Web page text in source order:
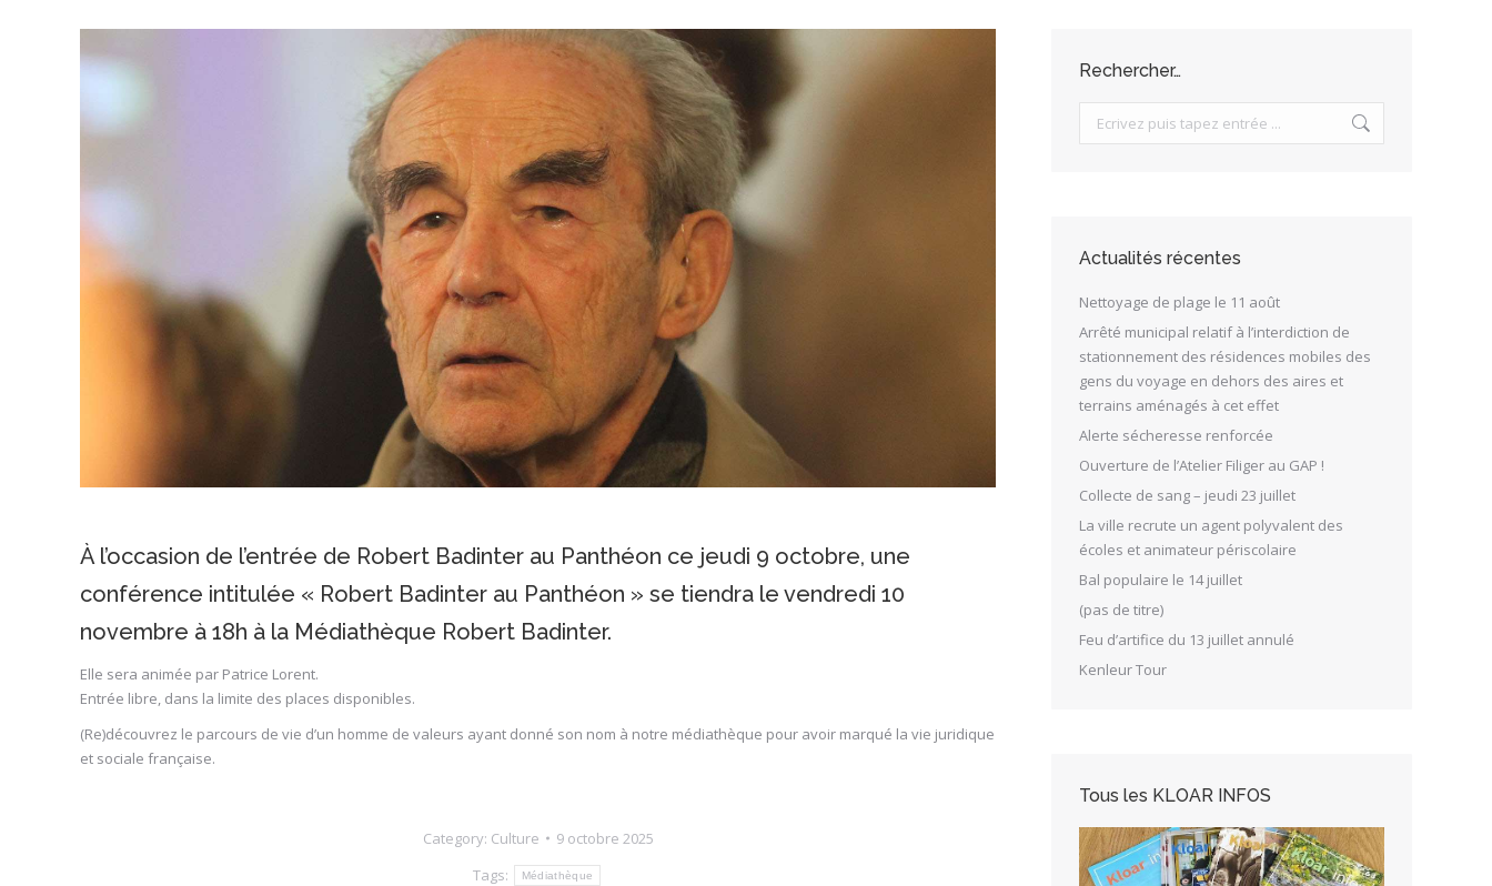
À l’occasion de l’entrée de Robert Badinter au Panthéon ce jeudi 9 octobre, une
conférence intitulée « Robert Badinter au Panthéon » se tiendra le vendredi 10
novembre à 18h à la Médiathèque Robert Badinter.
Elle sera animée par Patrice Lorent.
Entrée libre, dans la limite des places disponibles.
(Re)découvrez le parcours de vie d’un homme de valeurs ayant donné son nom à notre médiathèque pour avoir marqué la vie juridique
et sociale française.
Category: Culture
9 octobre 2025
Tags:
Médiathèque
Rechercher…
Search:
Actualités récentes
Nettoyage de plage le 11 août
Arrêté municipal relatif à l’interdiction de
stationnement des résidences mobiles des
gens du voyage en dehors des aires et
terrains aménagés à cet effet
Alerte sécheresse renforcée
Ouverture de l’Atelier Filiger au GAP !
Collecte de sang – jeudi 23 juillet
La ville recrute un agent polyvalent des
écoles et animateur périscolaire
Bal populaire le 14 juillet
(pas de titre)
Feu d’artifice du 13 juillet annulé
Kenleur Tour
Tous les KLOAR INFOS